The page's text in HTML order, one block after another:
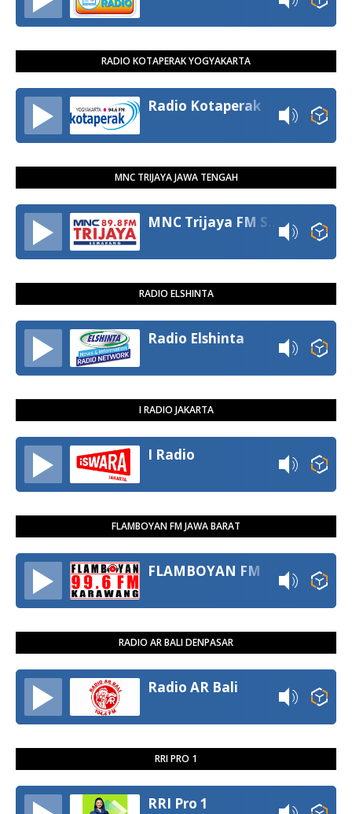
RADIO KOTAPERAK YOGYAKARTA
Radio Kotaperak
MNC TRIJAYA JAWA TENGAH
RADIO ELSHINTA
Radio Elshinta
I RADIO JAKARTA
I Radio
FLAMBOYAN FM JAWA BARAT
FLAMBOYAN FM
RADIO AR BALI DENPASAR
Radio AR Bali
RRI PRO 1
RRI Pro 1